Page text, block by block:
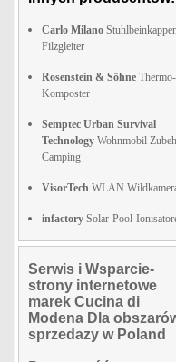
Carlo Milano
Filzgleiter
Rosenstein & Söhne Thermo-
Komposter
Semptec Urban Survival
Technology Wohnmobil
Camping
VisorTech WLAN
infactory Solar-Pool-
Serwis i Wsparcie-
strony internetowe
marek Cucina di
Modena Dla
sprzedazy w Poland